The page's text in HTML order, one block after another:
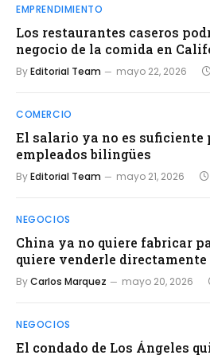
EMPRENDIMIENTO
Los restaurantes caseros
negocio de la comida en
ByEditorial Team mayo 22, 2026
COMERCIO
El salario ya no es suficiente
empleados bilingües
ByEditorial Team mayo 21, 2026
NEGOCIOS
China ya no quiere fabricar
quiere venderle directamente
ByCarlos Marquez mayo 20, 2026
NEGOCIOS
El condado de Los Ángeles